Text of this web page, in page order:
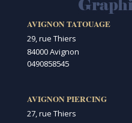
AVIGNON TATOUAGE
29, rue Thiers
84000 Avignon
0490858545
AVIGNON PIERCING
27, rue Thiers